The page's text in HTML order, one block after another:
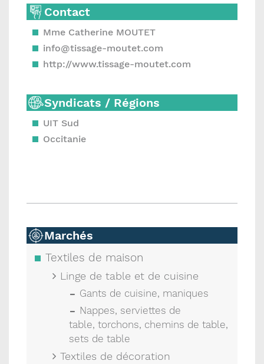
Contact
Mme Catherine MOUTET
info@tissage-moutet.com
http://www.tissage-moutet.com
Syndicats / Régions
UIT Sud
Occitanie
Marchés
Textiles de maison
Linge de table et de cuisine
Gants de cuisine, maniques
Nappes, serviettes de
table, torchons, chemins de table,
sets de table
Textiles de décoration